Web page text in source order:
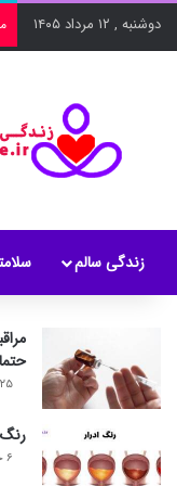
دوشنبه , ۱۲ مرداد ۱۴۰۵
زندگی سالم
۲۵ آذر, ۱۴۰۳
رنگ
۶ خرداد, ۱۳۹۸